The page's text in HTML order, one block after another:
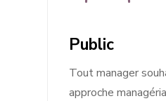
Public
Tout manager
approche